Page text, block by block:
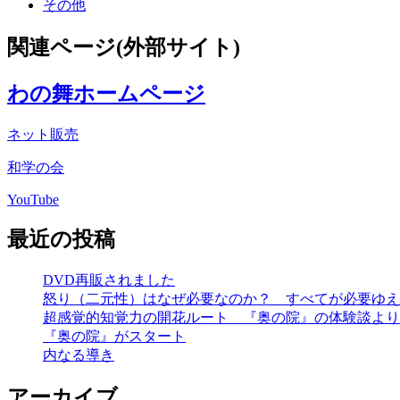
その他
関連ページ(外部サイト)
わの舞ホームページ
ネット販売
和学の会
YouTube
最近の投稿
DVD再販されました
怒り（二元性）はなぜ必要なのか？ すべてが必要ゆ
超感覚的知覚力の開花ルート 『奥の院』の体験談より
『奥の院』がスタート
内なる導き